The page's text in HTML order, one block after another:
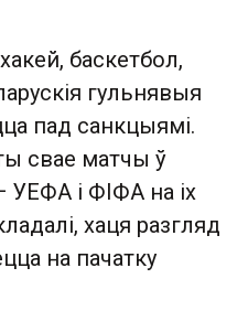
баскетбол,
гульнявыя
пад санкцыямі.
свае матчы ў
УЕФА і ФІФА на іх
хаця разгляд
на пачатку